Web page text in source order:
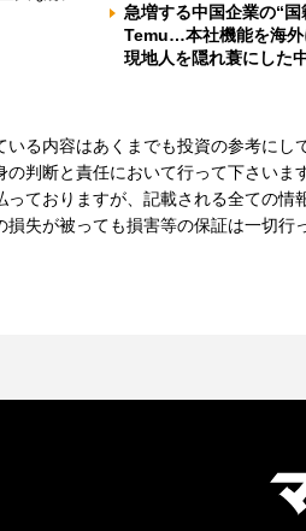
急増する中国企業の“
Temu…本社機能を海
現地人を隠れ蓑にした
いる内容はあくまでも投資の参考にし
の判断と責任において行って下さい
ておりますが、記載される全ての情
失が被っても損害等の保証は一切行